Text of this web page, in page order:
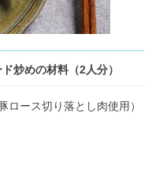
炒めの材料（2人分）
ース切り落とし肉使用）